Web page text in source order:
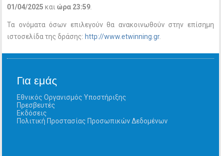
01/04/2025και ώρα 23:59.
Τα ονόματα όσων επιλεγούν θα ανακοινωθούν στην επίσημη
ιστοσελίδα της δράσης: http://www.etwinning.gr.
Για εμάς
Εθνικός Οργανισμός Υποστήριξης
Πρεσβευτές
Εκδόσεις
Πολιτική Προστασίας Προσωπικών Δεδομένων